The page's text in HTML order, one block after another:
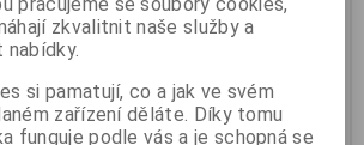
obal,
Dotaz na zboží
Katalogové číslo: DOTAZ
Záruka (měsíců): 24
zkvalitnit naše služby a
si pamatují, co a jak ve svém
zařízení děláte. Díky tomu
funguje podle vás a je schopná se